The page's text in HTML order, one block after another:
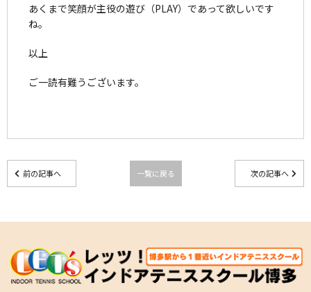
あくまで笑顔が主役の遊び（PLAY）であって欲しいです
ね。
以上
ご一読有難うございます。
前の記事へ 一覧に戻る 次の記事へ